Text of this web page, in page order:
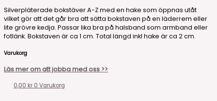
Silverpläterade bokstäver A-Z med en hake som öppnas utåt
vilket gör att det går bra att sätta bokstaven på en läderrem eller
lite grövre kedja. Passar lika bra på halsband som armband eller
fotlänk. Bokstaven är ca 1 cm. Total längd inkl hake är ca 2 cm.
Varukorg
Läs mer om att jobba med oss >>
0,00 kr 0 Varukorg